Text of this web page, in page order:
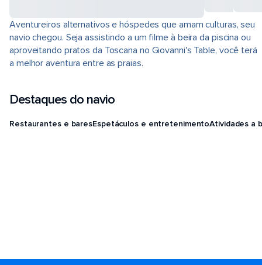
Aventureiros alternativos e hóspedes que amam culturas, seu
navio chegou. Seja assistindo a um filme à beira da piscina ou
aproveitando pratos da Toscana no Giovanni's Table, você terá
a melhor aventura entre as praias.
Destaques do navio
Restaurantes e baresEspetáculos e entretenimentoAtividades a